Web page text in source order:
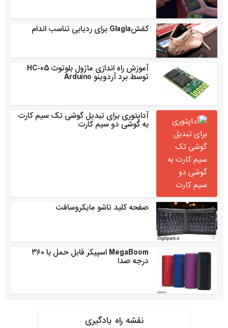
کفشGlagla برای ردیابی تناسب اندام
آموزش راه اندازی ماژول بلوتوث HC-05
توسط برد آردوینو Arduino
آداپتوری برای تبدیل گوشی تک سیم کارت
به گوشی دو سیم کارت
صفحه کلید تاشو مایکروسافت
MegaBoom اسپیکر قابل حمل با ۳۶۰
درجه صدا
نقشه راه یادگیری